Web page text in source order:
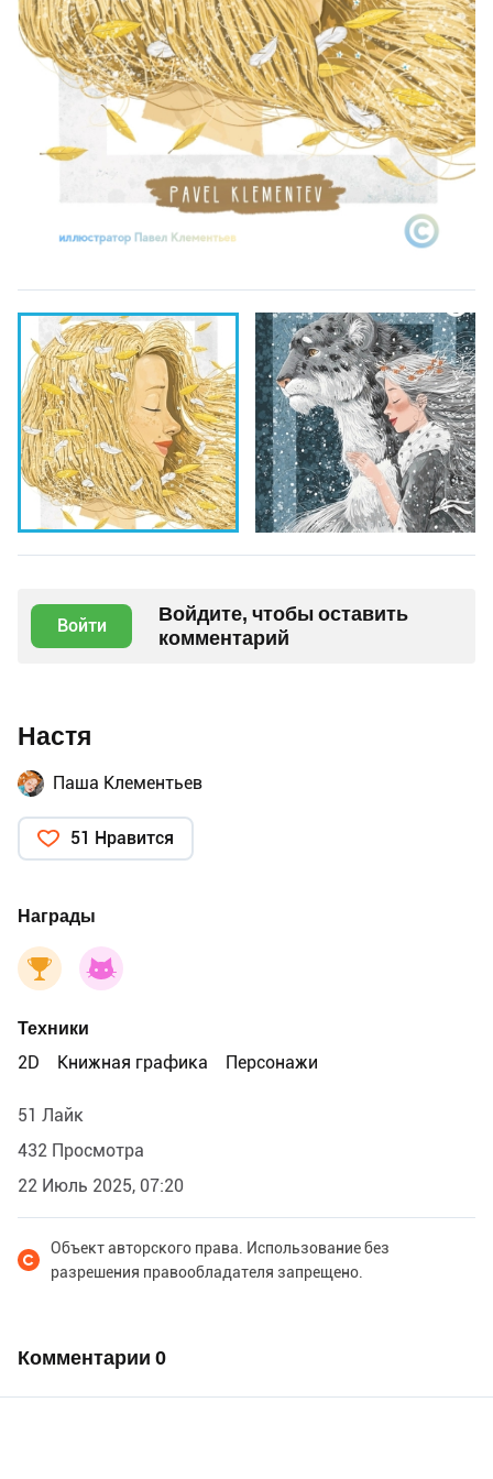
Войти
Войдите, чтобы оставить
комментарий
Настя
Паша Клементьев
51 Нравится
Награды
Техники
2D
Книжная графика Персонажи
51 Лайк
432 Просмотра
22 Июль 2025, 07:20
Объект авторского права. Использование без
разрешения правообладателя запрещено.
Комментарии 0